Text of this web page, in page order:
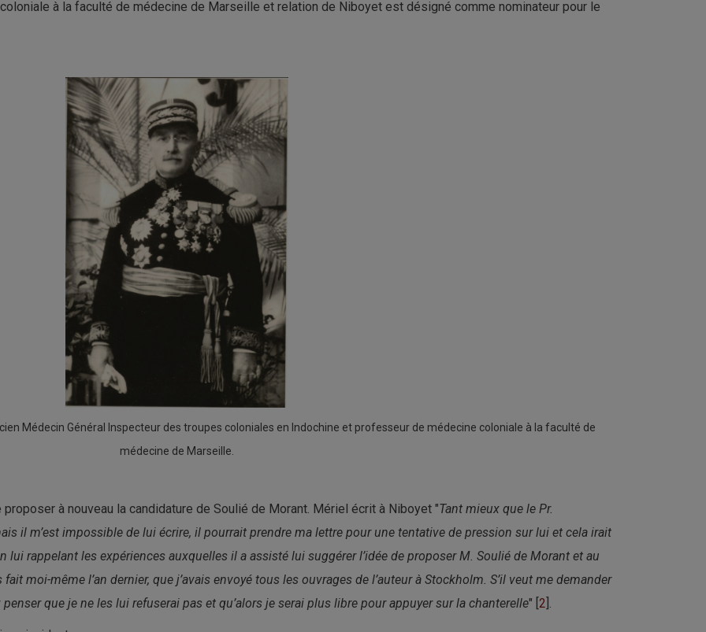
à la faculté de médecine de Marseille et relation de Niboyet est désigné comme nominateur pour le
Médecin Général Inspecteur des troupes coloniales en Indochine et professeur de médecine coloniale à la faculté de
médecine de Marseille.
à nouveau la candidature de Soulié de Morant. Mériel écrit à Niboyet "Tant mieux que le Pr.
il m’est impossible de lui écrire, il pourrait prendre ma lettre pour une tentative de pression sur lui et cela irait
lui rappelant les expériences auxquelles il a assisté lui suggérer l’idée de proposer M. Soulié de Morant et au
moi-même l’an dernier, que j’avais envoyé tous les ouvrages de l’auteur à Stockholm. S’il veut me demander
que je ne les lui refuserai pas et qu’alors je serai plus libre pour appuyer sur la chanterelle" [ 2 ].